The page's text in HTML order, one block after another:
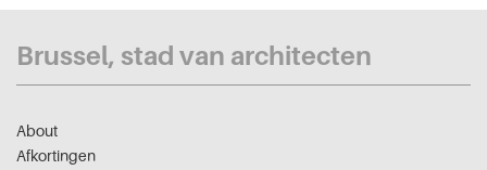
Brussel, stad van architecten
About
Afkortingen